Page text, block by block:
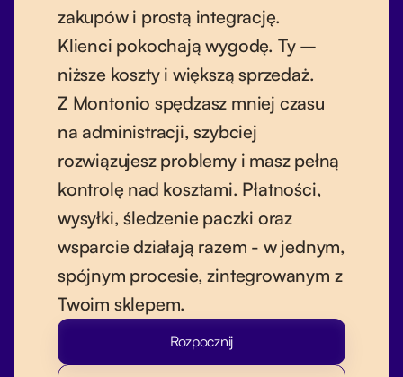
zakupów i prostą integrację.
Klienci pokochają wygodę. Ty –
niższe koszty i większą sprzedaż.
Z Montonio spędzasz mniej czasu
na administracji, szybciej
rozwiązujesz problemy i masz pełną
kontrolę nad kosztami. Płatności,
wysyłki, śledzenie paczki oraz
wsparcie działają razem - w jednym,
spójnym procesie, zintegrowanym z
Twoim sklepem.
Rozpocznij